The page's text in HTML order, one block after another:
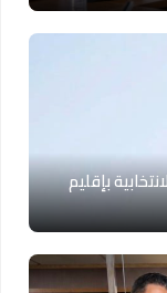
بإقليم